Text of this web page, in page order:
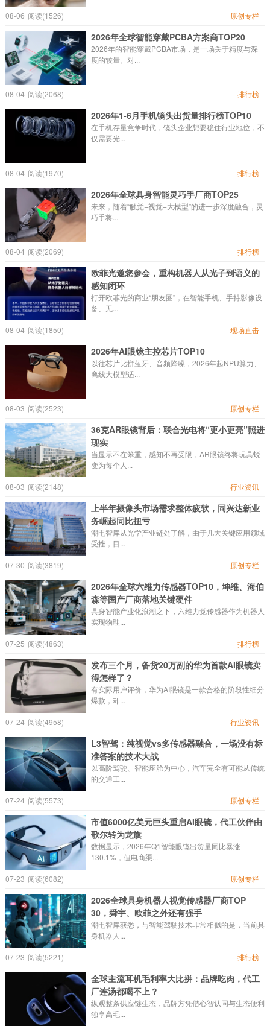
08-06 阅读(1526) 原创专栏
2026年全球智能穿戴PCBA方案商TOP20
2026年的智能穿戴PCBA市场，是一场关于精度与深
度的较量。对...
08-04 阅读(2068) 排行榜
2026年1-6月手机镜头出货量排行榜TOP10
在手机存量竞争时代，镜头企业想要稳住行业地位，不
仅需要光...
08-04 阅读(1970) 排行榜
2026年全球具身智能灵巧手厂商TOP25
未来，随着“触觉+视觉+大模型”的进一步深度融合，灵
巧手将...
08-04 阅读(2069) 排行榜
欧菲光邀您参会，重构机器人从光子到语义的
感知闭环
打开欧菲光的商业“朋友圈”，在智能手机、手持影像设
备、无...
08-04 阅读(1850) 现场直击
2026年AI眼镜主控芯片TOP10
以往芯片比拼蓝牙、音频降噪，2026年起NPU算力、
离线大模型适...
08-03 阅读(2523) 原创专栏
36克AR眼镜背后：联合光电将“更小更亮”照进
现实
当显示不在笨重，感知不再受限，AR眼镜终将玩具蜕
变为每个人...
08-03 阅读(2148) 行业资讯
上半年摄像头市场需求整体疲软，同兴达新业
务崛起同比扭亏
潮电智库从光学产业链处了解，由于几大关键应用领域
受挫，目...
07-30 阅读(3819) 原创专栏
2026年全球六维力传感器TOP10，坤维、海伯
森等国产厂商落地关键硬件
具身智能产业化浪潮之下，六维力觉传感器作为机器人
实现物理...
07-25 阅读(4863) 排行榜
发布三个月，备货20万副的华为首款AI眼镜卖
得怎样了？
有实际用户评价，华为AI眼镜是一款合格的阶段性细分
爆款，却...
07-24 阅读(4958) 行业资讯
L3智驾：纯视觉vs多传感器融合，一场没有标
准答案的技术大战
以高阶驾驶、智能座舱为中心，汽车完全有可能从传统
的交通工...
07-24 阅读(5573) 原创专栏
市值6000亿美元巨头重启AI眼镜，代工伙伴由
歌尔转为龙旗
数据显示，2026年Q1智能眼镜出货量同比暴涨
130.1%，但电商渠...
07-23 阅读(6082) 原创专栏
2026全球具身机器人视觉传感器厂商TOP
30，舜宇、欧菲之外还有强手
潮电智库获悉，与智能驾驶技术非常相似的是，当前具
身机器人...
07-23 阅读(5221) 排行榜
全球主流耳机毛利率大比拼：品牌吃肉，代工
厂连汤都喝不上？
纵观整条供应链生态，品牌方凭借心智认同与生态便利
独享高毛...